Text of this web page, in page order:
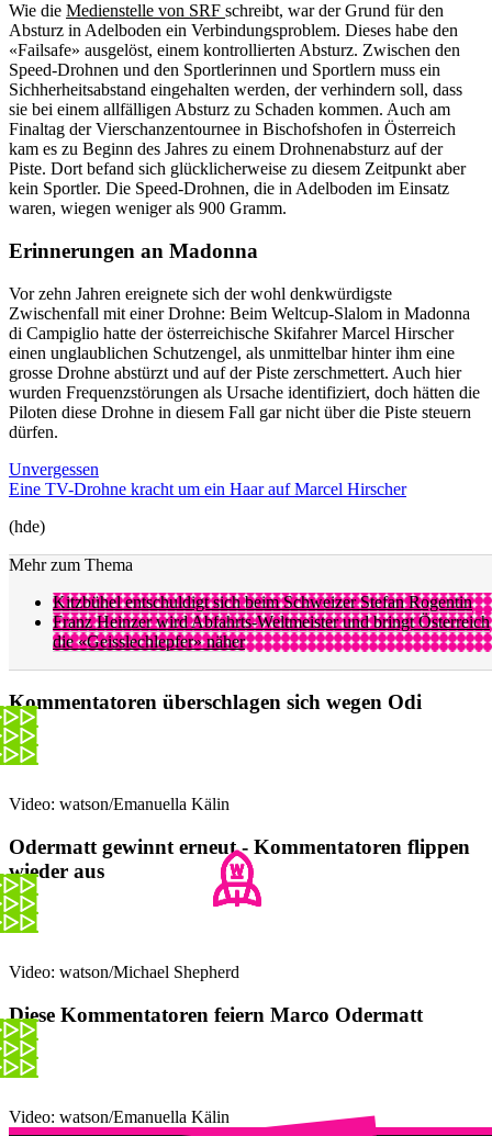
Wie die Medienstelle von SRF schreibt, war der Grund für den
Absturz in Adelboden ein Verbindungsproblem. Dieses habe den
«Failsafe» ausgelöst, einem kontrollierten Absturz. Zwischen den
Speed-Drohnen und den Sportlerinnen und Sportlern muss ein
Sichherheitsabstand eingehalten werden, der verhindern soll, dass
sie bei einem allfälligen Absturz zu Schaden kommen. Auch am
Finaltag der Vierschanzentournee in Bischofshofen in Österreich
kam es zu Beginn des Jahres zu einem Drohnenabsturz auf der
Piste. Dort befand sich glücklicherweise zu diesem Zeitpunkt aber
kein Sportler. Die Speed-Drohnen, die in Adelboden im Einsatz
waren, wiegen weniger als 900 Gramm.
Erinnerungen an Madonna
Vor zehn Jahren ereignete sich der wohl denkwürdigste
Zwischenfall mit einer Drohne: Beim Weltcup-Slalom in Madonna
di Campiglio hatte der österreichische Skifahrer Marcel Hirscher
einen unglaublichen Schutzengel, als unmittelbar hinter ihm eine
grosse Drohne abstürzt und auf der Piste zerschmettert. Auch hier
wurden Frequenzstörungen als Ursache identifiziert, doch hätten die
Piloten diese Drohne in diesem Fall gar nicht über die Piste steuern
dürfen.
Unvergessen
Eine TV-Drohne kracht um ein Haar auf Marcel Hirscher
(hde)
Mehr zum Thema
Kitzbühel entschuldigt sich beim Schweizer Stefan Rogentin
Franz Heinzer wird Abfahrts-Weltmeister und bringt Österreich
die «Geisslechlepfer» näher
Kommentatoren überschlagen sich wegen Odi
Video: watson/Emanuella Kälin
Odermatt gewinnt erneut - Kommentatoren flippen
wieder aus
Video: watson/Michael Shepherd
Diese Kommentatoren feiern Marco Odermatt
Video: watson/Emanuella Kälin